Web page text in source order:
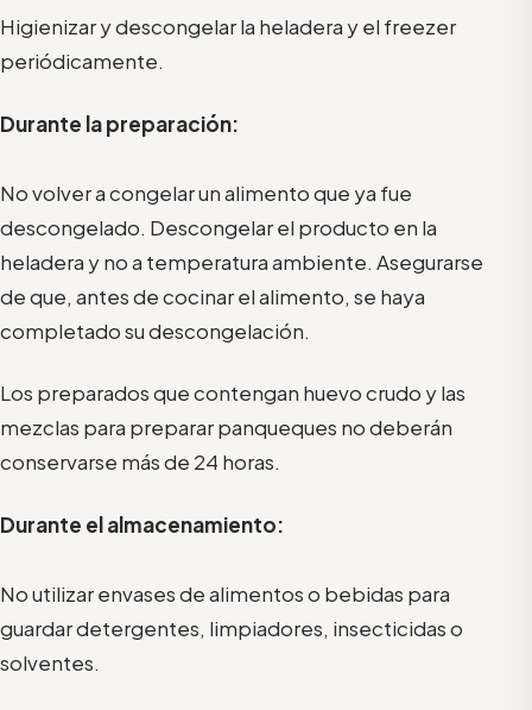
Higienizar y descongelar la heladera y el freezer
periódicamente.
Durante la preparación:
No volver a congelar un alimento que ya fue
descongelado. Descongelar el producto en la
heladera y no a temperatura ambiente. Asegurarse
de que, antes de cocinar el alimento, se haya
completado su descongelación.
Los preparados que contengan huevo crudo y las
mezclas para preparar panqueques no deberán
conservarse más de 24 horas.
Durante el almacenamiento:
No utilizar envases de alimentos o bebidas para
guardar detergentes, limpiadores, insecticidas o
solventes.